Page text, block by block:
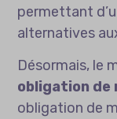
permettant
alternatives
Désormais, le
obligation
obligation de